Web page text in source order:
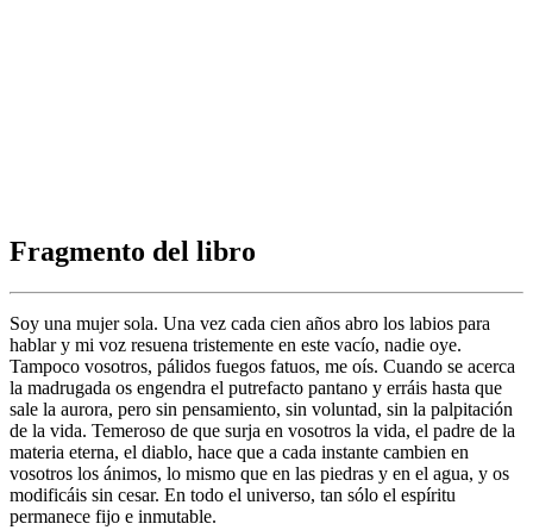
Fragmento del libro
Soy una mujer sola. Una vez cada cien años abro los labios para
hablar y mi voz resuena tristemente en este vacío, nadie oye.
Tampoco vosotros, pálidos fuegos fatuos, me oís. Cuando se acerca
la madrugada os engendra el putrefacto pantano y erráis hasta que
sale la aurora, pero sin pensamiento, sin voluntad, sin la palpitación
de la vida. Temeroso de que surja en vosotros la vida, el padre de la
materia eterna, el diablo, hace que a cada instante cambien en
vosotros los ánimos, lo mismo que en las piedras y en el agua, y os
modificáis sin cesar. En todo el universo, tan sólo el espíritu
permanece fijo e inmutable.